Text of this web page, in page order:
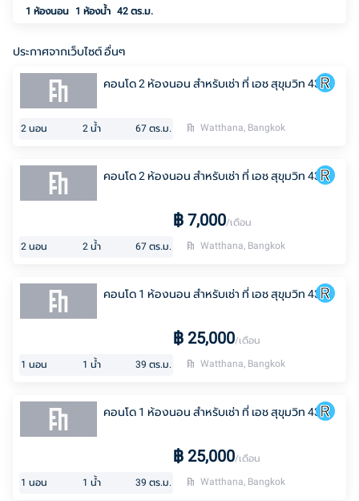
1 ห้องนอน 1 ห้องน้ำ 42 ตร.ม.
ประกาศจากเว็บไซต์ อื่นๆ
คอนโด 2 ห้องนอน สำหรับเช่า ที่ เอช สุขุมวิท 43
2 นอน 2 น้ำ 67 ตร.ม. Watthana, Bangkok
คอนโด 2 ห้องนอน สำหรับเช่า ที่ เอช สุขุมวิท 43
฿ 7,000/เดือน
2 นอน 2 น้ำ 67 ตร.ม. Watthana, Bangkok
คอนโด 1 ห้องนอน สำหรับเช่า ที่ เอช สุขุมวิท 43
฿ 25,000/เดือน
1 นอน 1 น้ำ 39 ตร.ม. Watthana, Bangkok
คอนโด 1 ห้องนอน สำหรับเช่า ที่ เอช สุขุมวิท 43
฿ 25,000/เดือน
1 นอน 1 น้ำ 39 ตร.ม. Watthana, Bangkok